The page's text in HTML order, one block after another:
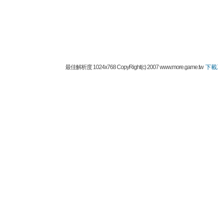
最佳解析度 1024x768 CopyRight(c) 2007 www.more.game.tw 下